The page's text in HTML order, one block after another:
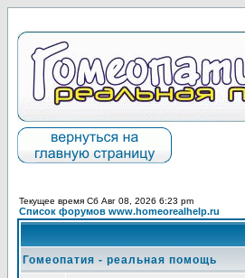
Текущее время Сб Авг 08, 2026 6:23 pm
Список форумов www.homeorealhelp.ru
Гомеопатия - реальная помощь